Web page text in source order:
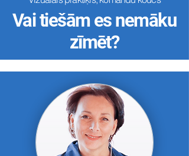
Vai tiešām es nemāku
​zīmēt?